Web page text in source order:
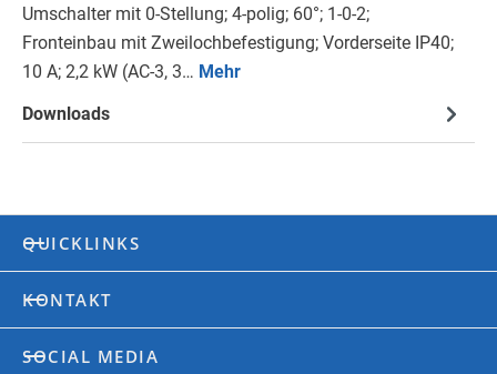
Umschalter mit 0-Stellung; 4-polig; 60°; 1-0-2;
Fronteinbau mit Zweilochbefestigung; Vorderseite IP40;
10 A; 2,2 kW (AC-3, 3… Mehr
Downloads
QUICKLINKS
KONTAKT
SOCIAL MEDIA